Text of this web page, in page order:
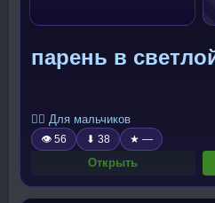
парень в
🧍‍♂️ Для мальчиков
👁 56 ⬇ 38 ★ —
Открыть